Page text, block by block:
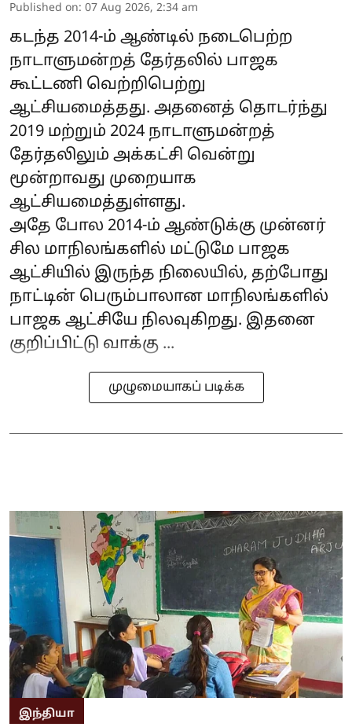
Published on: 07 Aug 2026, 2:34 am
கடந்த 2014-ம் ஆண்டில் நடைபெற்ற
நாடாளுமன்றத் தேர்தலில் பாஜக
கூட்டணி வெற்றிபெற்று
ஆட்சியமைத்தது. அதனைத் தொடர்ந்து
2019 மற்றும் 2024 நாடாளுமன்றத்
தேர்தலிலும் அக்கட்சி வென்று
மூன்றாவது முறையாக
ஆட்சியமைத்துள்ளது.
அதே போல 2014-ம் ஆண்டுக்கு முன்னர்
சில மாநிலங்களில் மட்டுமே பாஜக
ஆட்சியில் இருந்த நிலையில், தற்போது
நாட்டின் பெரும்பாலான மாநிலங்களில்
பாஜக ஆட்சியே நிலவுகிறது. இதனை
குறிப்பிட்டு வாக்கு ...
முழுமையாகப் படிக்க
இந்தியா